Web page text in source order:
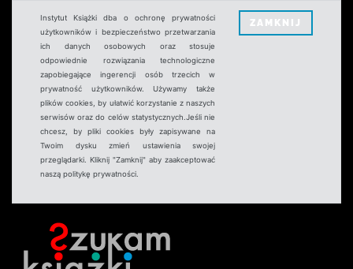
Instytut Książki dba o ochronę prywatności
użytkowników i bezpieczeństwo przetwarzania
ich danych osobowych oraz stosuje
odpowiednie rozwiązania technologiczne
zapobiegające ingerencji osób trzecich w
prywatność użytkowników. Używamy także
plików cookies, by ułatwić korzystanie z naszych
serwisów oraz do celów statystycznych.Jeśli nie
chcesz, by pliki cookies były zapisywane na
Twoim dysku zmień ustawienia swojej
przeglądarki. Kliknij "Zamknij" aby zaakceptować
naszą politykę prywatności.
ZAMKNIJ